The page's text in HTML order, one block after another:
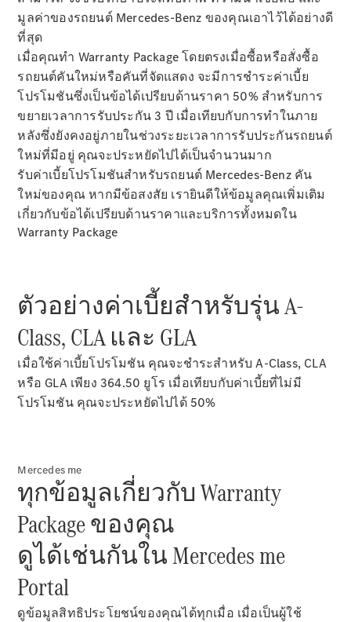
Test Drive
ข่าวสารและ
กิจกรรม
การจองการ
นัดหมาย
การบริการ
ขับ
ออกแบบ
รถยนต์ของ
คุณ
เกี่ยวกับเรา
มูลค่าของรถยนต์ Mercedes-Benz ของคุณเอาไว้ได้อย่างดี
ที่สุด
เมื่อคุณทำ Warranty Package โดยตรงเมื่อซื้อหรือสั่งซื้อ
รถยนต์คันใหม่หรือคันที่จัดแสดง จะมีการชำระค่าเบี้ย
โปรโมชันซึ่งเป็นข้อได้เปรียบด้านราคา 50% สำหรับการ
ขยายเวลาการรับประกัน 3 ปี เมื่อเทียบกับการทำในภาย
หลังซึ่งยังคงอยู่ภายในช่วงระยะเวลาการรับประกันรถยนต์
ใหม่ที่มีอยู่ คุณจะประหยัดไปได้เป็นจำนวนมาก
รับค่าเบี้ยโปรโมชันสำหรับรถยนต์ Mercedes-Benz คัน
ใหม่ของคุณ หากมีข้อสงสัย เรายินดีให้ข้อมูลคุณเพิ่มเติม
เกี่ยวกับข้อได้เปรียบด้านราคาและบริการทั้งหมดใน
Warranty Package
ตัวอย่างค่าเบี้ยสำหรับรุ่น A-
Class, CLA และ GLA
เมื่อใช้ค่าเบี้ยโปรโมชัน คุณจะชำระสำหรับ A-Class, CLA
หรือ GLA เพียง 364.50 ยูโร เมื่อเทียบกับค่าเบี้ยที่ไม่มี
โปรโมชัน คุณจะประหยัดไปได้ 50%
Mercedes me
ทุกข้อมูลเกี่ยวกับ Warranty
Package ของคุณ
ดูได้เช่นกันใน Mercedes me
Portal
ดูข้อมูลสิทธิประโยชน์ของคุณได้ทุกเมื่อ เมื่อเป็นผู้ใช้